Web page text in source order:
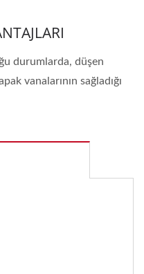
durumlarda, düşen
vanalarının sağladığı